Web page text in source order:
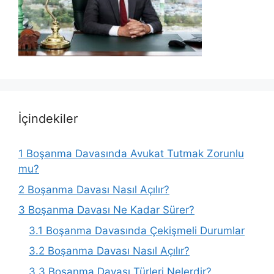
İçindekiler
1 Boşanma Davasında Avukat Tutmak Zorunlu
mu?
2 Boşanma Davası Nasıl Açılır?
3 Boşanma Davası Ne Kadar Sürer?
3.1 Boşanma Davasında Çekişmeli Durumlar
3.2 Boşanma Davası Nasıl Açılır?
3.3 Boşanma Davası Türleri Nelerdir?